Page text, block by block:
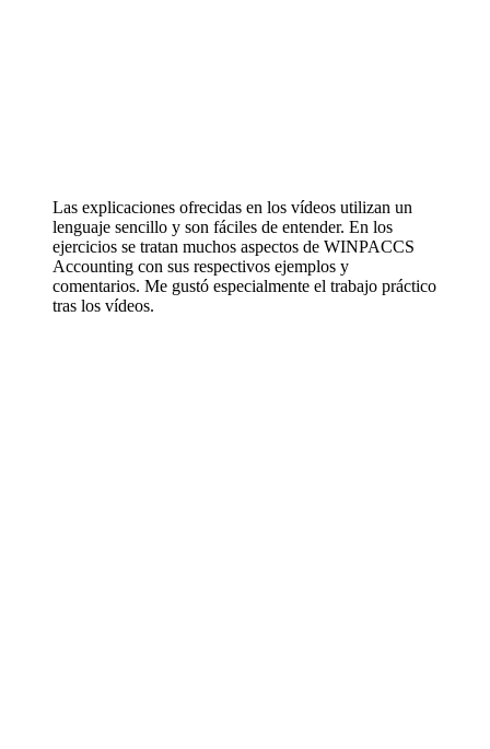
Las explicaciones ofrecidas en los vídeos utilizan un
lenguaje sencillo y son fáciles de entender. En los
ejercicios se tratan muchos aspectos de WINPACCS
Accounting con sus respectivos ejemplos y
comentarios. Me gustó especialmente el trabajo práctico
tras los vídeos.